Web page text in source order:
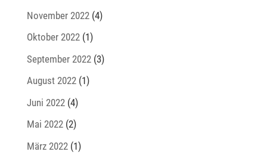
November 2022(4)
Oktober 2022(1)
September 2022(3)
August 2022(1)
Juni 2022(4)
Mai 2022(2)
März 2022(1)